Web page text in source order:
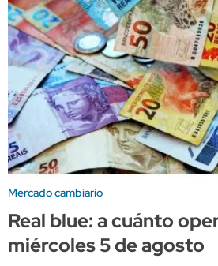
Mercado cambiario
Real blue: a cuánto
miércoles 5 de agosto